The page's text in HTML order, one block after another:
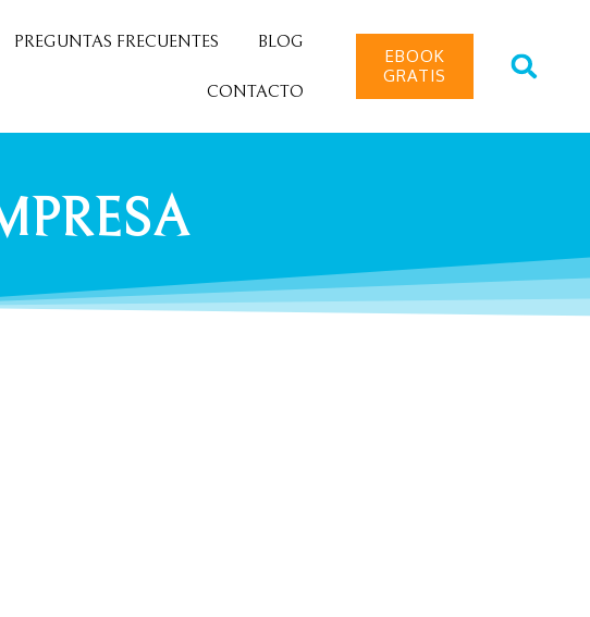
PREGUNTAS FRECUENTES BLOG
CONTACTO
EBOOK
GRATIS